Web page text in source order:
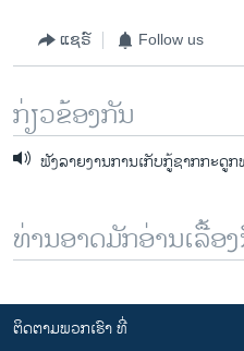
ແຊຣ໌ Follow us
ກ່ຽວຂ້ອງກັນ
ຟັງລາຍງານການເກັບກູ້ຊາກກະດູ
ທ່ານອາດມັກອ່ານເລື້ອ
ຕິດຕາມພວກເຮົາ ທີ່